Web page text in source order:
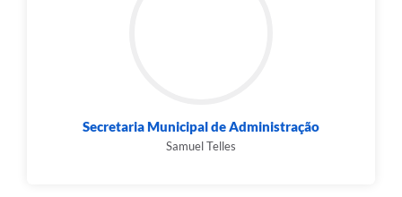
Secretaria Municipal de Administração
Samuel Telles